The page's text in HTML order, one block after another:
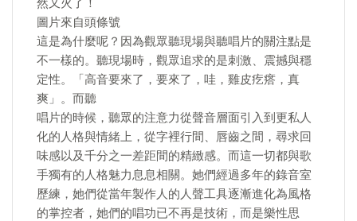
然又火了！
圖片來自頭條號
這是為什麼呢？因為觀眾聽現場與聽唱片的關注點是
不一樣的。聽現場時，觀眾追求的是刺激、震撼與穩
定性。「高音要來了，要來了，哇，雞皮疙瘩，真
爽」。而聽
唱片的時候，聽眾的注意力從聲音層面引入到更私人
化的人格與情緒上，從字裡行間、唇齒之間，尋求回
味感以及千分之一差距間的精緻感。而這一切都與歌
手獨有的人格魅力息息相關。她們經過多年的錄音室
歷練，她們從當年製作人的人聲工具逐漸進化為風格
的掌控者，她們的唱功已不再是技術，而是樂性思